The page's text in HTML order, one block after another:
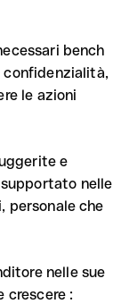
bench
confidenzialità,
le azioni
e
nelle
personale che
nelle sue
crescere :